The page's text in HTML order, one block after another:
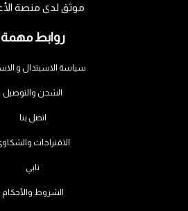
روابط مهمة
سياسة الاسبتدال و
الشحن والتوصيل
اتصل بنا
الاقتراحات
تابي
الشروط والأحكام
موثق لدى منصة